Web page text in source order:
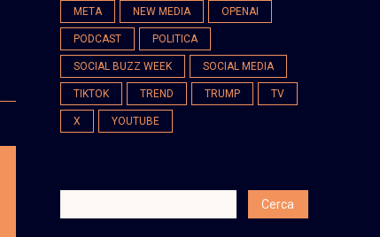
META NEW MEDIA OPENAI
PODCAST POLITICA
SOCIAL BUZZ WEEK SOCIAL MEDIA
TIKTOK TREND TRUMP TV
X YOUTUBE